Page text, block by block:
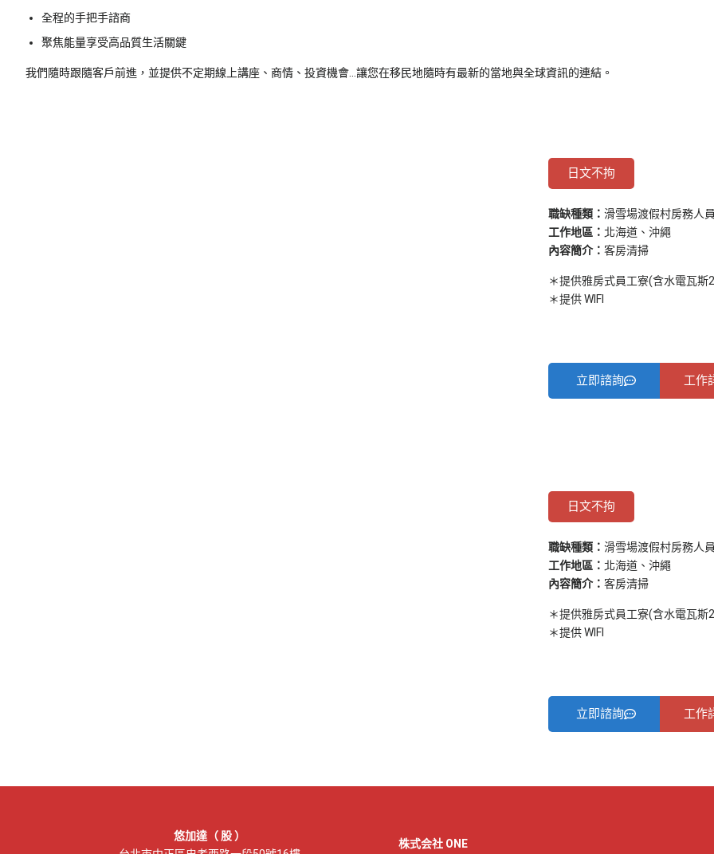
全程的手把手諮商
聚焦能量享受高品質生活關鍵
我們隨時跟隨客戶前進，並提供不定期線上講座、商情、投資機會…讓您在移民地隨時有最新的當地與全球資訊的連結。
日文不拘
職缺種類： 滑雪場渡假村房務人員
工作地區： 北海道、沖繩
內容簡介： 客房清掃
＊提供雅房式員工寮(含水電瓦斯
＊提供 WIFI
立即諮詢 工作
日文不拘
職缺種類： 滑雪場渡假村房務人員
工作地區： 北海道、沖繩
內容簡介： 客房清掃
＊提供雅房式員工寮(含水電瓦斯
＊提供 WIFI
立即諮詢 工作
悠加達（ 股 ）
株式会社 ONE